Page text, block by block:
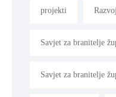
projekti
Savjet za branitelje
Savjet za branitelje